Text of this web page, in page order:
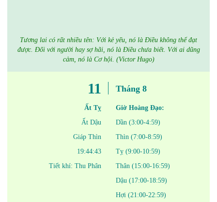
Tương lai có rất nhiều tên: Với kẻ yếu, nó là Điều không thể đạt
được. Đối với người hay sợ hãi, nó là Điều chưa biết. Với ai dũng
cảm, nó là Cơ hội. (Victor Hugo)
11
Ất Tỵ
Ất Dậu
Giáp Thìn
19:44:43
Tiết khí: Thu Phân
Tháng 8
Giờ Hoàng Đạo:
Dần (3:00-4:59)
Thìn (7:00-8:59)
Tỵ (9:00-10:59)
Thân (15:00-16:59)
Dậu (17:00-18:59)
Hợi (21:00-22:59)